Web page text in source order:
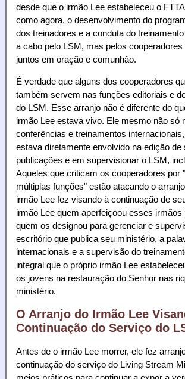
desde que o irmão Lee estabeleceu o
como agora, o desenvolvimento do
dos treinadores e a conduta do
a cabo pelo LSM, mas pelos cooperadores
juntos em oração e comunhão.
É verdade que alguns dos cooperadores
também servem nas funções editoriais e
do LSM. Esse arranjo não é diferente do
irmão Lee estava vivo. Ele mesmo não só
conferências e treinamentos
estava diretamente envolvido na edição de
publicações e em supervisionar o LSM,
Aqueles que criticam os cooperadores por
múltiplas funções" estão atacando o
irmão Lee fez visando à continuação de
irmão Lee quem aperfeiçoou esses irmãos
quem os designou para gerenciar e
escritório que publica seu ministério, a
internacionais e a supervisão do
integral que o próprio irmão Lee
os jovens na restauração do Senhor nas
ministério.
O Arranjo do Irmão Lee
Continuação do Serviço do
Antes de o irmão Lee morrer, ele fez
continuação do serviço do Living Stream